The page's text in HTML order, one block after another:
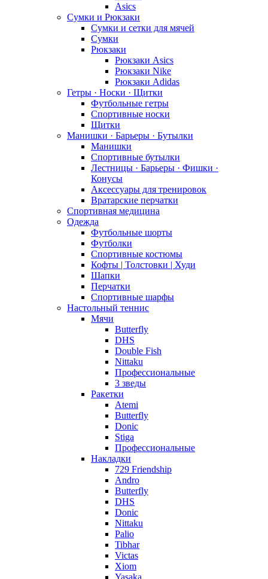
Asics
Сумки и Рюкзаки
Сумки и сетки для мячей
Сумки
Рюкзаки
Рюкзаки Asics
Рюкзаки Nike
Рюкзаки Adidas
Гетры · Носки · Щитки
Футбольные гетры
Спортивные носки
Щитки
Манишки · Барьеры · Бутылки
Манишки
Спортивные бутылки
Лестницы · Барьеры · Фишки ·
Конусы
Аксессуары для тренировок
Вратарские перчатки
Спортивная медицина
Одежда
Футбольные шорты
Футболки
Спортивные костюмы
Кофты | Толстовки | Худи
Шапки
Перчатки
Спортивные шарфы
Настольный теннис
Мячи
Butterfly
DHS
Double Fish
Nittaku
Профессиональные
3 зведы
Ракетки
Atemi
Butterfly
Donic
Stiga
Профессиональные
Накладки
729 Friendship
Andro
Butterfly
DHS
Donic
Nittaku
Palio
Tibhar
Victas
Xiom
Yasaka